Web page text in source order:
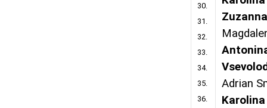
30.
31.
32.
33.
34.
35.
36.
Adrian